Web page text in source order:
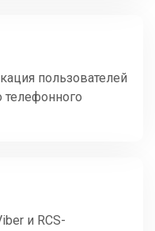
пользователей
и RCS-